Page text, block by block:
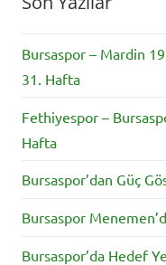
Bursaspor – Mardin
31. Hafta
Fethiyespor –
Hafta
Bursaspor’dan Güç
Bursaspor
Bursaspor’da Hedef